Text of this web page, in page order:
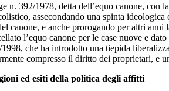
392/1978, detta dell’equo canone, con
assecondando una spinta
canone, e anche prorogando per altri
l’equo canone per le case nuove e
che ha introdotto una tiepida
compresso il diritto dei proprietari, e
ed esiti della politica degli affitti